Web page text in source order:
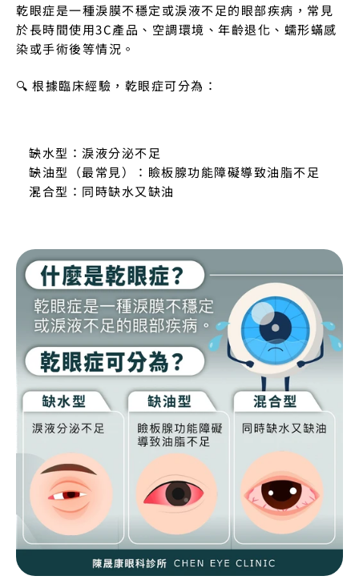
乾眼症是一種淚膜不穩定或淚液不足的眼部疾病，常見
於長時間使用3C產品、空調環境、年齡退化、蠕形蟎感
染或手術後等情況。
🔍 根據臨床經驗，乾眼症可分為：
缺水型：淚液分泌不足
缺油型（最常見）：瞼板腺功能障礙導致油脂不足
混合型：同時缺水又缺油